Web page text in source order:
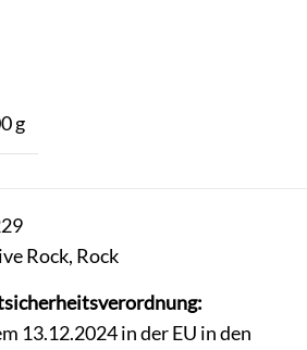
g
Rock, Rock
13.12.2024 in der EU in den